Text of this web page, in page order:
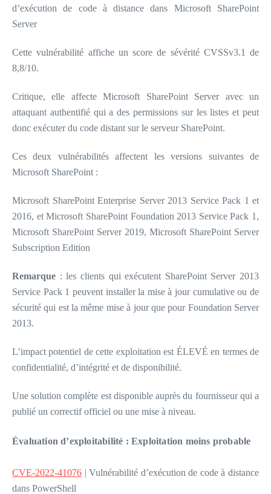
d’exécution de code à distance dans Microsoft SharePoint
Server
Cette vulnérabilité affiche un score de sévérité CVSSv3.1 de
8,8/10.
Critique, elle affecte Microsoft SharePoint Server avec un
attaquant authentifié qui a des permissions sur les listes et peut
donc exécuter du code distant sur le serveur SharePoint.
Ces deux vulnérabilités affectent les versions suivantes de
Microsoft SharePoint :
Microsoft SharePoint Enterprise Server 2013 Service Pack 1 et
2016, et Microsoft SharePoint Foundation 2013 Service Pack 1,
Microsoft SharePoint Server 2019, Microsoft SharePoint Server
Subscription Edition
Remarque : les clients qui exécutent SharePoint Server 2013
Service Pack 1 peuvent installer la mise à jour cumulative ou de
sécurité qui est la même mise à jour que pour Foundation Server
2013.
L’impact potentiel de cette exploitation est ÉLEVÉ en termes de
confidentialité, d’intégrité et de disponibilité.
Une solution complète est disponible auprès du fournisseur qui a
publié un correctif officiel ou une mise à niveau.
Évaluation d’exploitabilité : Exploitation moins probable
CVE-2022-41076 | Vulnérabilité d’exécution de code à distance
dans PowerShell